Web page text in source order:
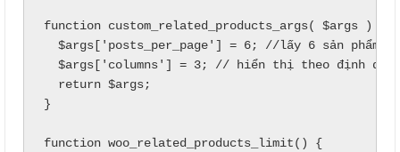
function custom_related_products_args( $args ) {
$args['posts_per_page'] = 6; //lấy 6 sản phẩm
$args['columns'] = 3; // hiển thị theo định
  return $args;
}
function woo_related_products_limit() {